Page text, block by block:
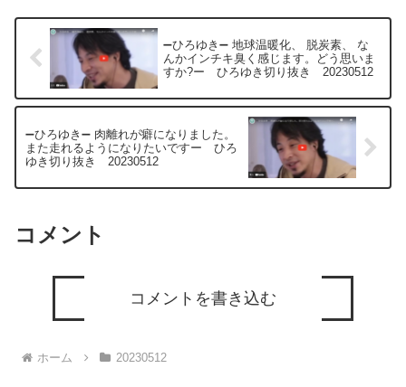
➖ひろゆき➖ 地球温暖化、 脱炭素、 な
んかインチキ臭く感じます。どう思いま
すか?ー ひろゆき切り抜き 20230512
➖ひろゆき➖ 肉離れが癖になりました。
また走れるようになりたいですー ひろ
ゆき切り抜き 20230512
コメント
コメントを書き込む
ホーム 20230512